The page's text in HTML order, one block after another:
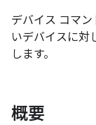
デバイス コマ
いデバイスに対
します。
概要